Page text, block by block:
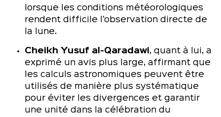
lorsque les conditions météorologiques
rendent difficile l’observation directe de
la lune.
Cheikh Yusuf al-Qaradawi, quant à lui, a
exprimé un avis plus large, affirmant que
les calculs astronomiques peuvent être
utilisés de manière plus systématique
pour éviter les divergences et garantir
une unité dans la célébration du